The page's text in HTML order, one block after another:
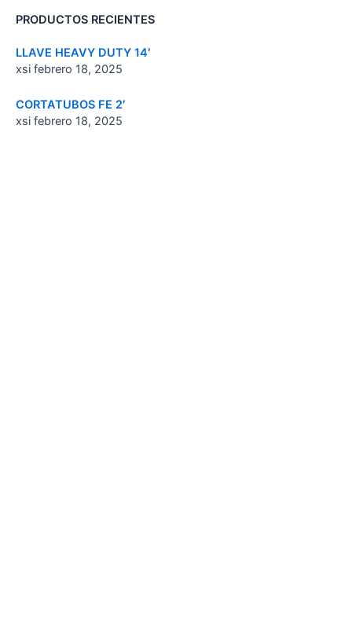
PRODUCTOS RECIENTES
LLAVE HEAVY DUTY 14′
xsi febrero 18, 2025
CORTATUBOS FE 2′
xsi febrero 18, 2025